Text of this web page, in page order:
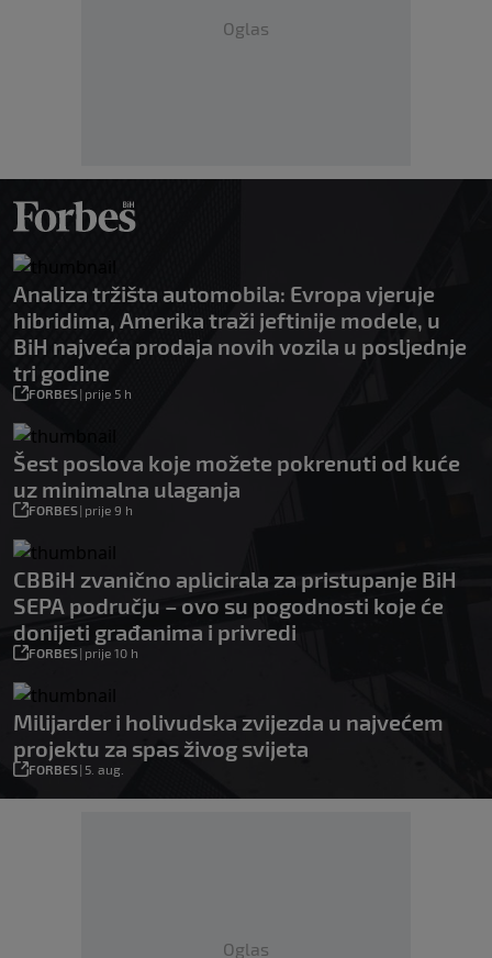
Oglas
Analiza tržišta automobila: Evropa vjeruje
hibridima, Amerika traži jeftinije modele, u
BiH najveća prodaja novih vozila u posljednje
tri godine
FORBES| prije 5 h
Šest poslova koje možete pokrenuti od kuće
uz minimalna ulaganja
FORBES| prije 9 h
CBBiH zvanično aplicirala za pristupanje BiH
SEPA području – ovo su pogodnosti koje će
donijeti građanima i privredi
FORBES| prije 10 h
Milijarder i holivudska zvijezda u najvećem
projektu za spas živog svijeta
FORBES| 5. aug.
Oglas